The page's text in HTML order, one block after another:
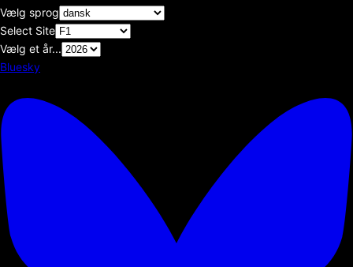
Vælg sprog
Select Site
Vælg et år...
Bluesky